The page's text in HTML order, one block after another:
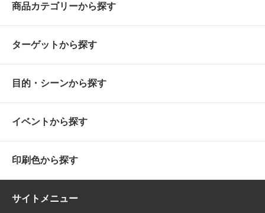
商品カテゴリーから探す
ターゲットから探す
目的・シーンから探す
イベントから探す
印刷色から探す
サイトメニュー